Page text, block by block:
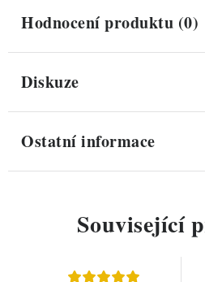
Hodnocení produktu (0)
Diskuze
Ostatní informace
Související